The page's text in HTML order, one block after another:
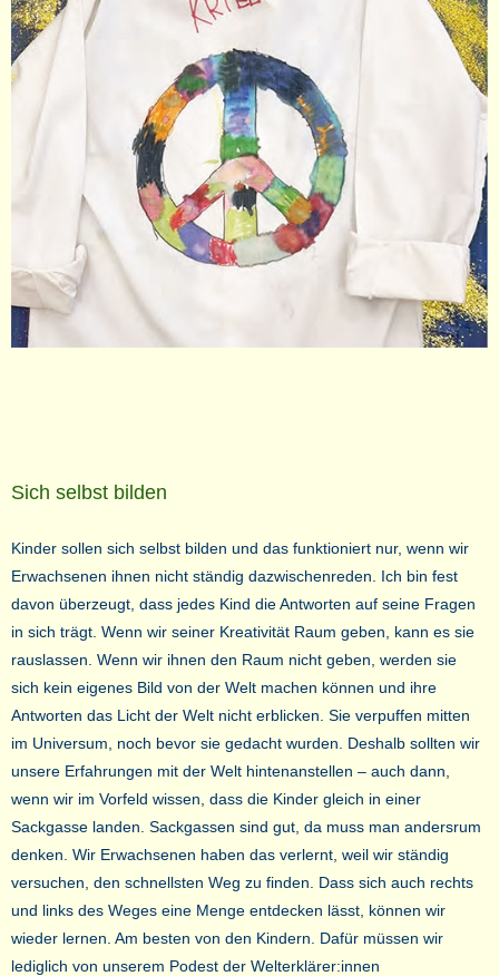
Sich selbst bilden
Kinder sollen sich selbst bilden und das funktioniert nur, wenn wir
Erwachsenen ihnen nicht ständig dazwischenreden. Ich bin fest
davon überzeugt, dass jedes Kind die Antworten auf seine Fragen
in sich trägt. Wenn wir seiner Kreativität Raum geben, kann es sie
rauslassen. Wenn wir ihnen den Raum nicht geben, werden sie
sich kein eigenes Bild von der Welt machen können und ihre
Antworten das Licht der Welt nicht erblicken. Sie verpuffen mitten
im Universum, noch bevor sie gedacht wurden. Deshalb sollten wir
unsere Erfahrungen mit der Welt hintenanstellen – auch dann,
wenn wir im Vorfeld wissen, dass die Kinder gleich in einer
Sackgasse landen. Sackgassen sind gut, da muss man andersrum
denken. Wir Erwachsenen haben das verlernt, weil wir ständig
versuchen, den schnellsten Weg zu finden. Dass sich auch rechts
und links des Weges eine Menge entdecken lässt, können wir
wieder lernen. Am besten von den Kindern. Dafür müssen wir
lediglich von unserem Podest der Welterklärer:innen